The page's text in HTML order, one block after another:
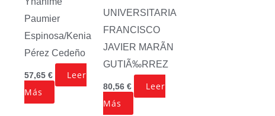
Paumier
Espinosa/Kenia
Pérez Cedeño
57,65 €
Leer
Más
UNIVERSITARIA
FRANCISCO
JAVIER MARÃN
GUTIÃ‰RREZ
80,56 €
Leer
Más